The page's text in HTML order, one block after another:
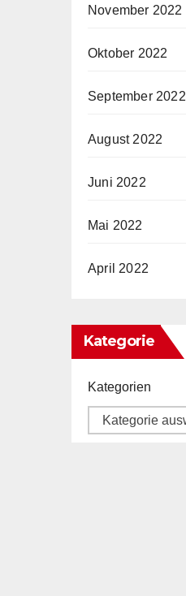
November 2022
Oktober 2022
September 2022
August 2022
Juni 2022
Mai 2022
April 2022
Kategorie
Kategorien